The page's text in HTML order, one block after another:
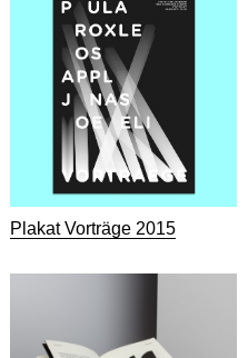
Plakat Vorträge 2015